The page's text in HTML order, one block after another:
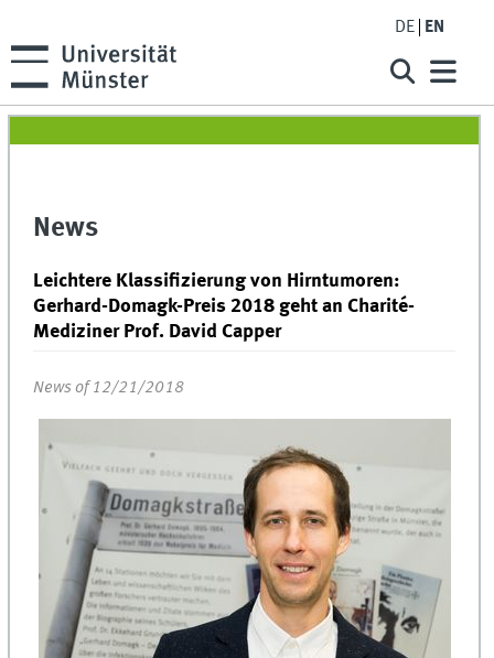
DE EN
News
Leichtere Klassifizierung von Hirntumoren:
Gerhard-Domagk-Preis 2018 geht an Charité-
Mediziner Prof. David Capper
News of 12/21/2018